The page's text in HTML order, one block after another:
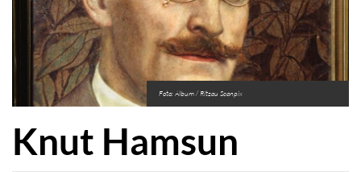
Foto: Album / Ritzau Scanpix
Knut Hamsun